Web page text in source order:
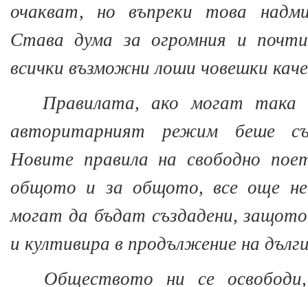
очакват, но въпреки това
Става дума за огромния и почти
всички възможни лоши човешки
Правилата, ако могат така
авторитарният режим беше
Новите правила на свободно
общото и за общото, все още не
могат да бъдат създадени,
и култивира в продължение на
Обществото ни се